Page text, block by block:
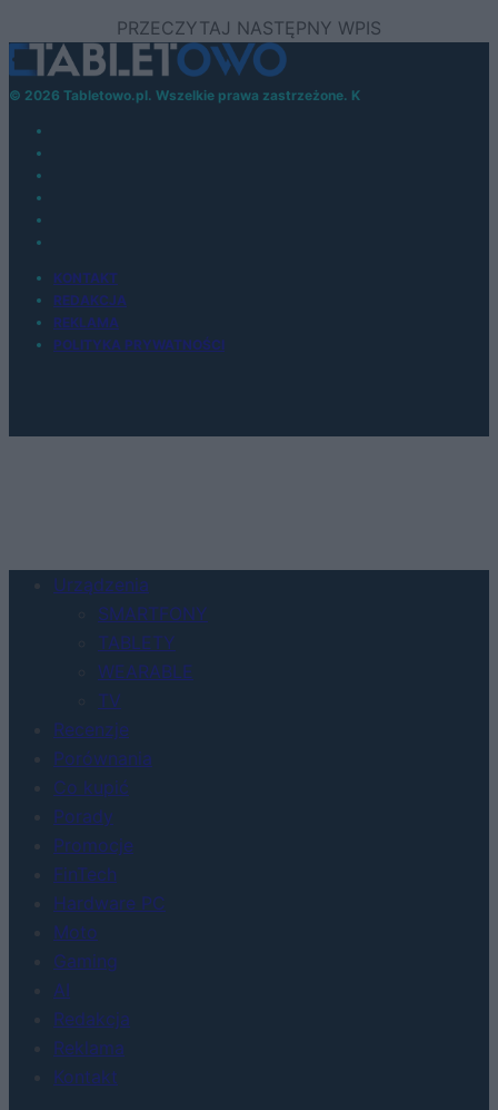
© 2026 Tabletowo.pl. Wszelkie prawa zastrzeżone. K
KONTAKT
REDAKCJA
REKLAMA
POLITYKA PRYWATNOŚCI
Urządzenia
SMARTFONY
TABLETY
WEARABLE
TV
Recenzje
Porównania
Co kupić
Porady
Promocje
FinTech
Hardware PC
Moto
Gaming
AI
Redakcja
Reklama
Kontakt